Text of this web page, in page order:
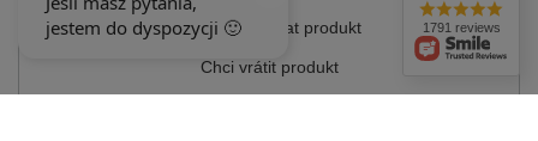
Chci reklamovat produkt
Chci vrátit produkt
1791 reviews